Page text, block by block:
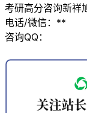
考研高分咨询新祥
电话/微信：**
咨询QQ：